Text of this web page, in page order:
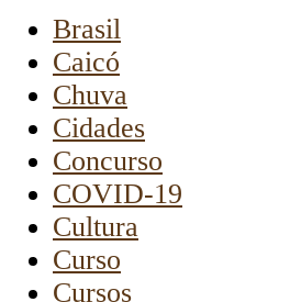
Brasil
Caicó
Chuva
Cidades
Concurso
COVID-19
Cultura
Curso
Cursos